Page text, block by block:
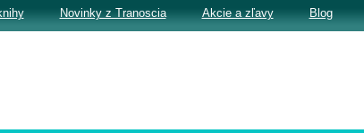
Novinky z Tranoscia Akcie a zľavy Blog